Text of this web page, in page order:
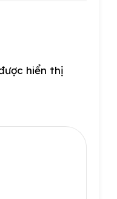
hiển thị